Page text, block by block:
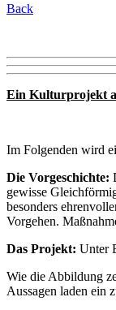
Back
Ein Kulturprojekt
Im Folgenden wird
Die Vorgeschichte:
gewisse
besonders
Vorgehen.
Das Projekt: Unter
Wie die Abbildung
Aussagen laden ein